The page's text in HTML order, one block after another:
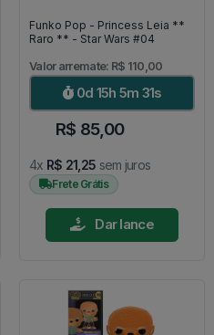
Funko Pop - Princess Leia **
Raro ** - Star Wars #04
Valor arremate: R$ 110,00
0d 15h 5m 30s
R$ 85,00
4x R$ 21,25 sem juros
Frete Grátis
Dar lance